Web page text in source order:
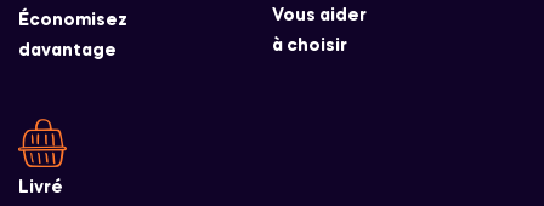
Économisez
davantage
Vous aider
à choisir
Livré